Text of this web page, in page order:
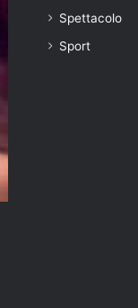
Spettacolo
Sport